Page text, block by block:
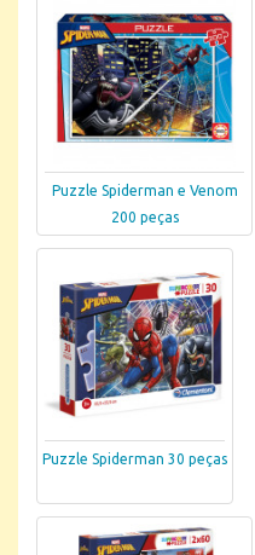
Puzzle Spiderman e Venom
200 peças
Puzzle Spiderman 30 peças